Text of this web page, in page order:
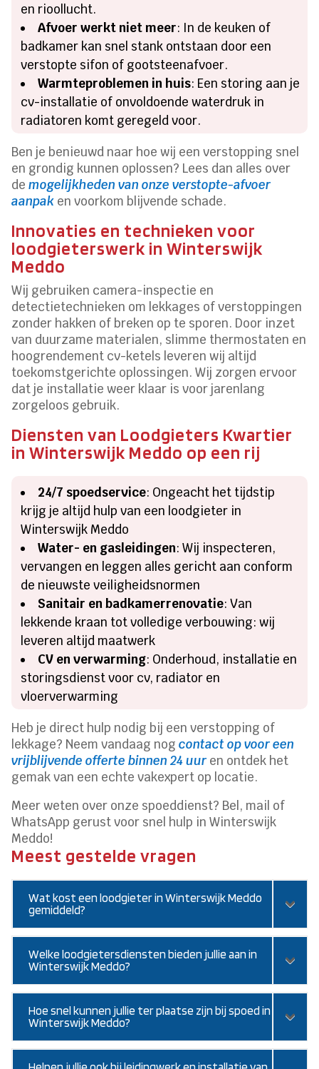
en rioollucht.
Afvoer werkt niet meer: In de keuken of
badkamer kan snel stank ontstaan door een
verstopte sifon of gootsteenafvoer.
Warmteproblemen in huis: Een storing aan je
cv-installatie of onvoldoende waterdruk in
radiatoren komt geregeld voor.
Ben je benieuwd naar hoe wij een verstopping snel
en grondig kunnen oplossen? Lees dan alles over
demogelijkheden van onze verstopte-afvoer
aanpak en voorkom blijvende schade.
Innovaties en technieken voor
loodgieterswerk in Winterswijk
Meddo
Wij gebruiken camera-inspectie en
detectietechnieken om lekkages of verstoppingen
zonder hakken of breken op te sporen. Door inzet
van duurzame materialen, slimme thermostaten en
hoogrendement cv-ketels leveren wij altijd
toekomstgerichte oplossingen. Wij zorgen ervoor
dat je installatie weer klaar is voor jarenlang
zorgeloos gebruik.
Diensten van Loodgieters Kwartier
in Winterswijk Meddo op een rij
24/7 spoedservice: Ongeacht het tijdstip
krijg je altijd hulp van een loodgieter in
Winterswijk Meddo
Water- en gasleidingen: Wij inspecteren,
vervangen en leggen alles gericht aan conform
de nieuwste veiligheidsnormen
Sanitair en badkamerrenovatie: Van
lekkende kraan tot volledige verbouwing: wij
leveren altijd maatwerk
CV en verwarming: Onderhoud, installatie en
storingsdienst voor cv, radiator en
vloerverwarming
Heb je direct hulp nodig bij een verstopping of
lekkage? Neem vandaag nogcontact op voor een
vrijblijvende offerte binnen 24 uur en ontdek het
gemak van een echte vakexpert op locatie.
Meer weten over onze spoeddienst? Bel, mail of
WhatsApp gerust voor snel hulp in Winterswijk
Meddo!
Meest gestelde vragen
Wat kost een loodgieter in Winterswijk Meddo
gemiddeld?
Welke loodgietersdiensten bieden jullie aan in
Winterswijk Meddo?
Hoe snel kunnen jullie ter plaatse zijn bij spoed in
Winterswijk Meddo?